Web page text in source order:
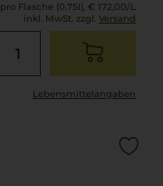
pro Flasche (0.75l), € 172,00/L
inkl. MwSt. zzgl. Versand
Lebensmittel­angaben